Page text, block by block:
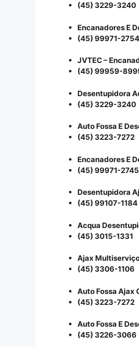
(45) 3229-3240
Encanadores E
(45) 99971-2754
JVTEC –
(45) 99959-
Desentupidora
(45) 3229-3240
Auto Fossa E
(45) 3223-7272
Encanadores E
(45) 99971-2745
Desentupidora
(45) 99107-1184
Acqua
(45) 3015-1331
Ajax
(45) 3306-1106
Auto Fossa Ajax
(45) 3223-7272
Auto Fossa E
(45) 3226-3066